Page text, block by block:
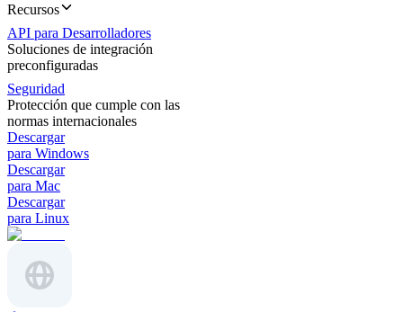
Recursos
API para Desarrolladores
Soluciones de integración
preconfiguradas
Seguridad
Protección que cumple con las
normas internacionales
Descargar
para Windows
Descargar
para Mac
Descargar
para Linux